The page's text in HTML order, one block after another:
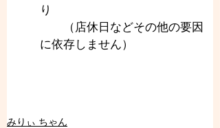
り
（店休日などその他の要因
に依存しません）
みりぃ ちゃん